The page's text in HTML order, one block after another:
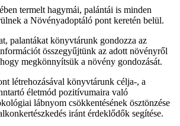
termelt hagymái, palántái is minden
a Növényadoptáló pont keretén belül.
palantákat könyvtárunk gondozza az
összegyűjtünk az adott növényről
megkönnyítsük a növény gondozását.
létrehozásával könyvtárunk célja-, a
életmód pozitívumaira való
lábnyom csökkentésének ösztönzése
iránt érdeklődők segítése.